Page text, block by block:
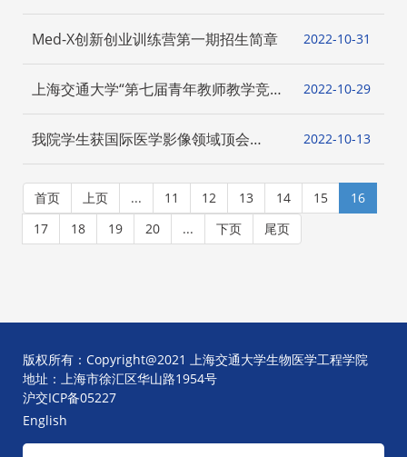
程建设第一次研讨会
Med-X创新创业训练营第一期招生简章 31
2022-10
上海交通大学“第七届青年教师教学竞
赛” 赛事解读和教学经验分享会在线成
功举办
29
2022-10
我院学生获国际医学影像领域顶会
（MICCAI）挑战赛冠军
13
2022-10
首页 上页 ... 11 12 13 14 15
16
17
18 19 20 ... 下页 尾页
版权所有：Copyright@2021 上海交通大学生物医学工程学院
地址：上海市徐汇区华山路1954号
沪交ICP备05227
English